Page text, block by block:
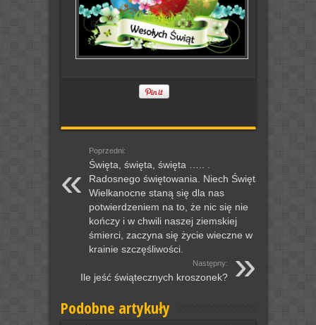
Poprzedni:
Święta, święta, święta ….. .
Radosnego świętowania. Niech Święta
Wielkanocne staną się dla nas
potwierdzeniem na to, że nic się nie
kończy i w chwili naszej ziemskiej
śmierci, zaczyna się życie wieczne w
krainie szczęśliwości.
Następny:
Ile jeść świątecznych kroszonek?
Podobne artykuły